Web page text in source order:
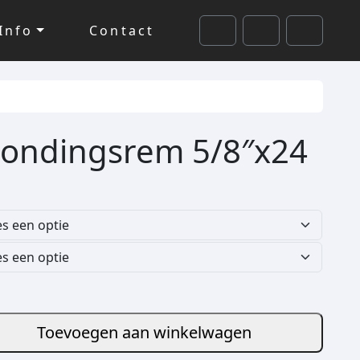
Contact
SearchAccountCart
5/8″x24
Toevoegen aan winkelwagen